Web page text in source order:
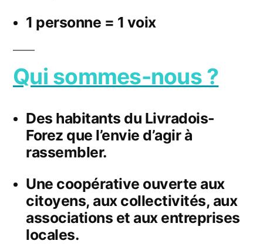
1 personne = 1 voix
Qui sommes-nous ?
Des habitants du Livradois-
Forez que l’envie d’agir à
rassembler.
Une coopérative ouverte aux
citoyens, aux collectivités, aux
associations et aux entreprises
locales.